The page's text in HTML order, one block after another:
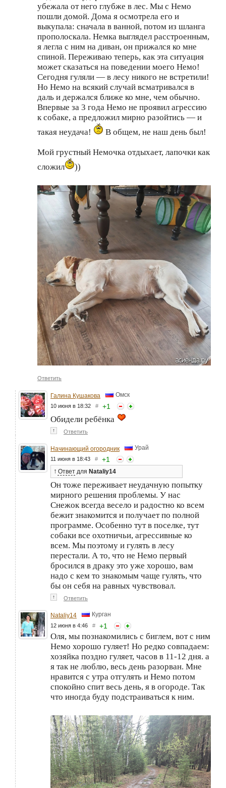
убежала от него глубже в лес. Мы с Немо
пошли домой. Дома я осмотрела его и
выкупала: сначала в ванной, потом из шланга
прополоскала. Немка выглядел расстроенным,
я легла с ним на диван, он прижался ко мне
спиной. Переживаю теперь, как эта ситуация
может сказаться на поведении моего Немо!
Сегодня гуляли — в лесу никого не встретили!
Но Немо на всякий случай всматривался в
даль и держался ближе ко мне, чем обычно.
Впервые за 3 года Немо не проявил агрессию
к собаке, а предложил мирно разойтись — и
такая неудача!
В общем, не наш день был!
Мой грустный Немочка отдыхает, лапочки как
сложил
))
Ответить
Галина Кушакова Омск
10 июня в 18:32 # +1
Обидели ребёнка
↑ Ответить
Начинающий огородник Урай
11 июня в 18:43 # +1
↑ Ответ для Nataliy14
Он тоже переживает неудачную попытку
мирного решения проблемы. У нас
Снежок всегда весело и радостно ко всем
бежит знакомится и получает по полной
программе. Особенно тут в поселке, тут
собаки все охотничьи, агрессивные ко
всем. Мы поэтому и гулять в лесу
перестали. А то, что не Немо первый
бросился в драку это уже хорошо, вам
надо с кем то знакомым чаще гулять, что
бы он себя на равных чувствовал.
↑ Ответить
Nataliy14 Курган
12 июня в 4:46 # +1
Оля, мы познакомились с биглем, вот с ним
Немо хорошо гуляет! Но редко совпадаем:
хозяйка поздно гуляет, часов в 11-12 дня. а
я так не люблю, весь день разорван. Мне
нравится с утра отгулять и Немо потом
спокойно спит весь день, я в огороде. Так
что иногда буду подстраиваться к ним.